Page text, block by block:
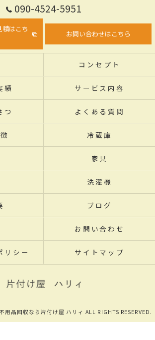
090-4524-5951
はこち
お問い合わせはこちら
コンセプト
績 サービス内容
つ よくある質問
冷蔵庫
家具
洗濯機
ブログ
お問い合わせ
リシー サイトマップ
品回収なら片付け屋 ハリィ ALL RIGHTS RESERVED.